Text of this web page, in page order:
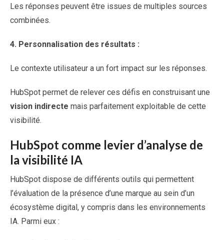
Les réponses peuvent être issues de multiples sources
combinées.
4. Personnalisation des résultats :
Le contexte utilisateur a un fort impact sur les réponses.
HubSpot permet de relever ces défis en construisant une
vision indirecte mais parfaitement exploitable de cette
visibilité.
HubSpot comme levier d’analyse de
la visibilité IA
HubSpot dispose de différents outils qui permettent
l’évaluation de la présence d’une marque au sein d’un
écosystème digital, y compris dans les environnements
IA. Parmi eux :